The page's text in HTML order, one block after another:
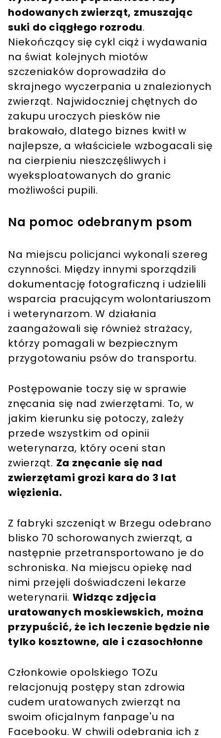
hodowanych zwierząt, zmuszając
suki do ciągłego rozrodu.
Niekończący się cykl ciąż i wydawania
na świat kolejnych miotów
szczeniaków doprowadziła do
skrajnego wyczerpania u znalezionych
zwierząt. Najwidoczniej chętnych do
zakupu uroczych piesków nie
brakowało, dlatego biznes kwitł w
najlepsze, a właściciele wzbogacali się
na cierpieniu nieszczęśliwych i
wyeksploatowanych do granic
możliwości pupili.
Na pomoc odebranym psom
Na miejscu policjanci wykonali szereg
czynności. Między innymi sporządzili
dokumentację fotograficzną i udzielili
wsparcia pracującym wolontariuszom
i weterynarzom. W działania
zaangażowali się również strażacy,
którzy pomagali w bezpiecznym
przygotowaniu psów do transportu.
Postępowanie toczy się w sprawie
znęcania się nad zwierzętami. To, w
jakim kierunku się potoczy, zależy
przede wszystkim od opinii
weterynarza, który oceni stan
zwierząt. Za znęcanie się nad
zwierzętami grozi kara do 3 lat
więzienia.
Z fabryki szczeniąt w Brzegu odebrano
blisko 70 schorowanych zwierząt, a
następnie przetransportowano je do
schroniska. Na miejscu opiekę nad
nimi przejęli doświadczeni lekarze
weterynarii. Widząc zdjęcia
uratowanych moskiewskich, można
przypuścić, że ich leczenie będzie nie
tylko kosztowne, ale i czasochłonne
Członkowie opolskiego TOZu
relacjonują postępy stan zdrowia
cudem uratowanych zwierząt na
swoim oficjalnym fanpage'u na
Facebooku. W chwili odebrania ich z